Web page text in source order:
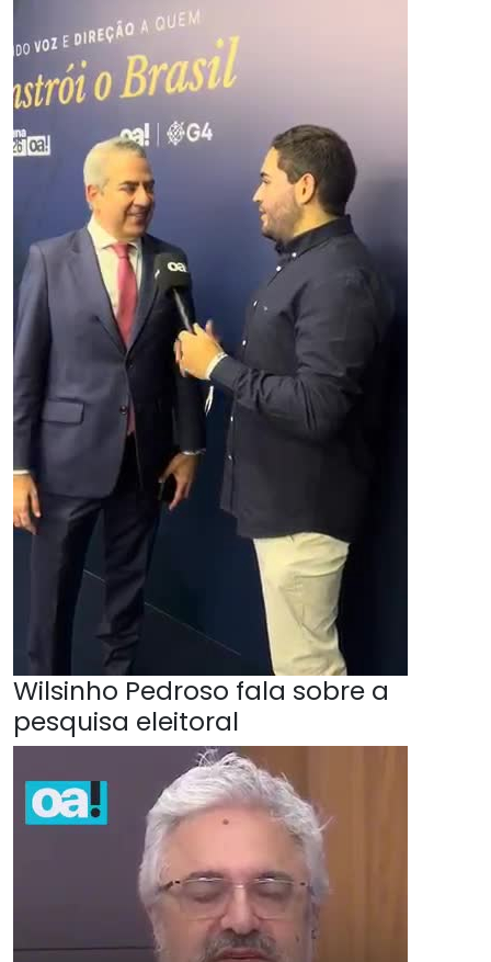
Wilsinho Pedroso fala sobre a
pesquisa eleitoral